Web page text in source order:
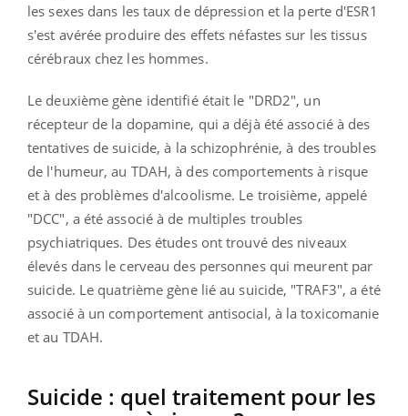
les sexes dans les taux de dépression et la perte d'ESR1
s'est avérée produire des effets néfastes sur les tissus
cérébraux chez les hommes.
Le deuxième gène identifié était le "DRD2", un
récepteur de la dopamine, qui a déjà été associé à des
tentatives de suicide, à la schizophrénie, à des troubles
de l'humeur, au TDAH, à des comportements à risque
et à des problèmes d'alcoolisme. Le troisième, appelé
"DCC", a été associé à de multiples troubles
psychiatriques. Des études ont trouvé des niveaux
élevés dans le cerveau des personnes qui meurent par
suicide. Le quatrième gène lié au suicide, "TRAF3", a été
associé à un comportement antisocial, à la toxicomanie
et au TDAH.
Suicide : quel traitement pour les